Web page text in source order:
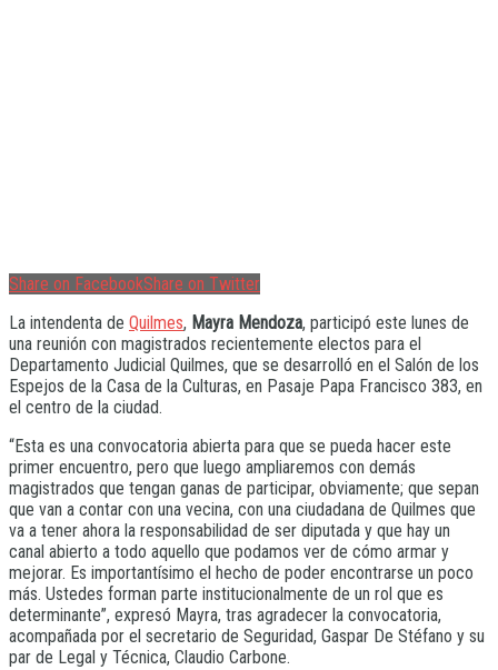
Share on FacebookShare on Twitter
La intendenta de Quilmes, Mayra Mendoza, participó este lunes de
una reunión con magistrados recientemente electos para el
Departamento Judicial Quilmes, que se desarrolló en el Salón de los
Espejos de la Casa de la Culturas, en Pasaje Papa Francisco 383, en
el centro de la ciudad.
“Esta es una convocatoria abierta para que se pueda hacer este
primer encuentro, pero que luego ampliaremos con demás
magistrados que tengan ganas de participar, obviamente; que sepan
que van a contar con una vecina, con una ciudadana de Quilmes que
va a tener ahora la responsabilidad de ser diputada y que hay un
canal abierto a todo aquello que podamos ver de cómo armar y
mejorar. Es importantísimo el hecho de poder encontrarse un poco
más. Ustedes forman parte institucionalmente de un rol que es
determinante”, expresó Mayra, tras agradecer la convocatoria,
acompañada por el secretario de Seguridad, Gaspar De Stéfano y su
par de Legal y Técnica, Claudio Carbone.